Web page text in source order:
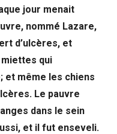
jour menait
nommé Lazare,
d’ulcères, et
qui
et même les chiens
Le pauvre
dans le sein
et il fut enseveli.